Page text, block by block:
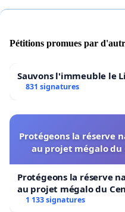
Pétitions promues par
Sauvons l'immeuble le
831 signatures
Protégeons la réserve
au projet mégalo du
Protégeons la réserve
au projet mégalo du
1 133 signatures